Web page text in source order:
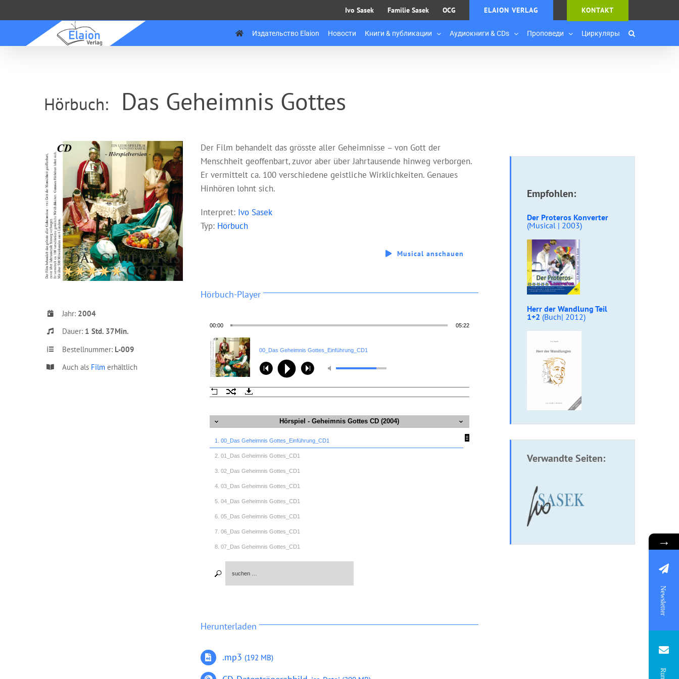
Inhalt
Ivo Sasek Familie Sasek OCG ELAION VERLAG KONTAKT
Издательство Elaion Новости Книги & публикации Аудиокниги & CDs Проповеди Циркуляры
Hörbuch: Das Geheimnis Gottes
Jahr: 2004
Dauer: 1 Std. 37Min.
Bestellnummer: L-009
Auch als Film erhältlich
Der Film behandelt das grösste aller Geheimnisse – von Gott der
Menschheit geoffenbart, zuvor aber über Jahrtausende hinweg verborgen.
Er vermittelt ca. 100 verschiedene geistliche Wirklichkeiten. Genaues
Hinhören lohnt sich.
Interpret: Ivo Sasek
Typ: Hörbuch
Musical anschauen
Hörbuch-Player
00:00 05:22
00_Das Geheimnis Gottes_Einführung_CD1
Hörspiel - Geheimnis Gottes CD (2004)
1. 00_Das Geheimnis Gottes_Einführung_CD1
2. 01_Das Geheimnis Gottes_CD1
3. 02_Das Geheimnis Gottes_CD1
4. 03_Das Geheimnis Gottes_CD1
5. 04_Das Geheimnis Gottes_CD1
6. 05_Das Geheimnis Gottes_CD1
7. 06_Das Geheimnis Gottes_CD1
8. 07_Das Geheimnis Gottes_CD1
9. 08_Das Geheimnis Gottes_CD1
10. 09_Das Geheimnis Gottes_CD1
13. 12_Das Geheimnis Gottes_CD1
15. 14_Das Geheimnis Gottes_CD1
Herunterladen
.mp3 (192 MB)
Empfohlen:
Der Proteros Konverter
(Musical | 2003)
Herr der Wandlung Teil
1+2 (Buch| 2012)
Verwandte Seiten:
→
Newsletter